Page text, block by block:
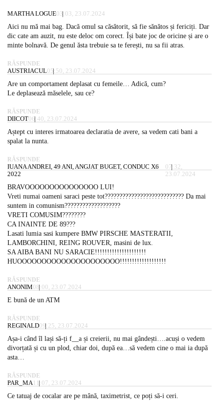
MARTHA LOGUE03:03, 23.07.2024
Aici nu mă mai bag. Dacă omul sa căsătorit, să fie sănătos și fericiți. Dar
dic cate am auzit, nu este deloc om corect. Își bate joc de oricine și are o
minte bolnavă. De genul ăsta trebuie sa te ferești, nu sa fii atras.
RĂSPUNDE
AUSTRIACUL05:50, 23.07.2024
Are un comportament deplasat cu femeile… Adică, cum?
Le deplasează măselele, sau ce?
RĂSPUNDE
DIICOT06:40, 23.07.2024
Aștept cu interes irmatoarea declaratia de avere, sa vedem cati bani a
spalat la nunta.
RĂSPUNDE
IUANA ANDREI, 49 ANI, ANGJAT BUGET, CONDUC X6
2022
07:32,
23.07.2024
BRAVOOOOOOOOOOOOOOO LUI!
Vreti numai oameni saraci peste tot??????????????????????????? Da mai
suntem in comunism???????????????????
VRETI COMUSIM????????
CA INAINTE DE 89???
Lasati lumia sasi kumpere BMW PIRSCHE MASTERATII,
LAMBORCHINI, REING ROUVER, masini de lux.
SA AIBA BANI NU SARACIE!!!!!!!!!!!!!!!!!!!!!
HUOOOOOOOOOOOOOOOOOOOOO!!!!!!!!!!!!!!!!!!!
RĂSPUNDE
ANONIM08:00, 23.07.2024
E bună de un ATM
RĂSPUNDE
REGINALD09:25, 23.07.2024
Așa-i când îl lași să-ți f__a și creierii, nu mai gândești….acuși o vedem
divorțată și cu un plod, chiar doi, după ea…să vedem cine o mai ia după
asta…
RĂSPUNDE
PAR_MA 11:07, 23.07.2024
Ce tatuaj de cocalar are pe mână, taximetrist, ce poți să-i ceri.